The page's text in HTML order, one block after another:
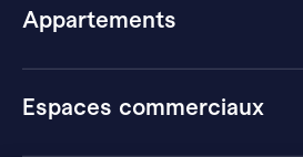
Appartements
Espaces commerciaux